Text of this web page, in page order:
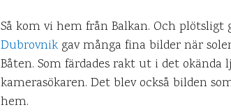
Så kom vi hem från Balkan. Och
Dubrovnikgav många fina bilder när
Båten. Som färdades rakt ut i det
kamerasökaren. Det blev också bilden
hem.